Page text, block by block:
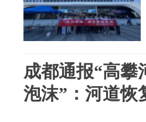
成都通报“高攀
泡沫”：河道恢